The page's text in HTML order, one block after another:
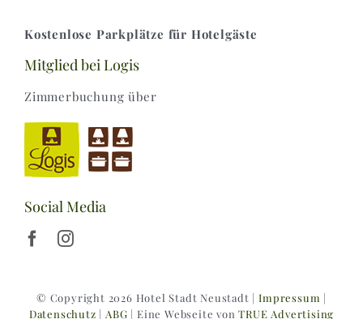
Kostenlose Parkplätze für Hotelgäste
Mitglied bei Logis
Zimmerbuchung über
Social Media
© Copyright 2026 Hotel Stadt Neustadt |Impressum |
Datenschutz |ABG | Eine Webseite vonTRUE Advertising